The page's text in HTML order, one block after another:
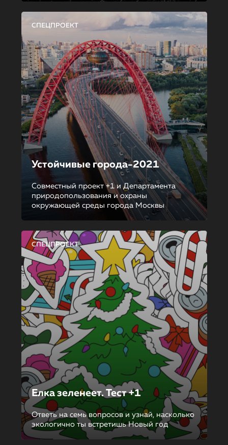
СПЕЦПРОЕКТ
Устойчивые города-2021
Совместный проект +1 и Департамента
природопользования и охраны
окружающей среды города Москвы
СПЕЦПРОЕКТ
Елка зеленеет. Тест +1
Ответь на семь вопросов и узнай, насколько
экологично ты встретишь Новый год